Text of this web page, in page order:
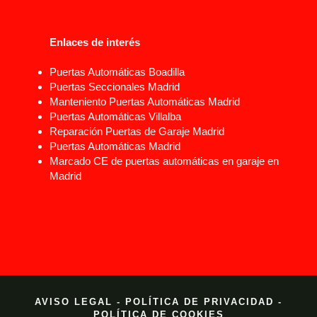
Enlaces de interés
Puertas Automáticas Boadilla
Puertas Seccionales Madrid
Manteniento Puertas Automáticas Madrid
Puertas Automáticas Villalba
Reparación Puertas de Garaje Madrid
Puertas Automáticas Madrid
Marcado CE de puertas automáticas en garaje en
Madrid
AVISO LEGAL - POLÍTICA DE PRIVACIDAD -
POLÍTICA DE COOKIES